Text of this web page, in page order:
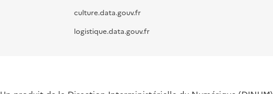
culture.data.gouv.fr
logistique.data.gouv.fr